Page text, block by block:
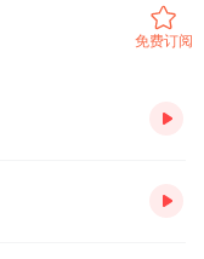
免费订阅